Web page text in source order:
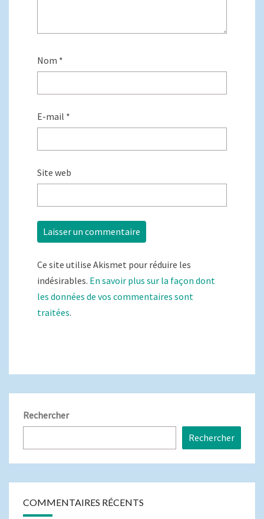
Nom *
E-mail *
Site web
Ce site utilise Akismet pour réduire les
indésirables. En savoir plus sur la façon dont
les données de vos commentaires sont
traitées.
Rechercher
Rechercher
COMMENTAIRES RÉCENTS